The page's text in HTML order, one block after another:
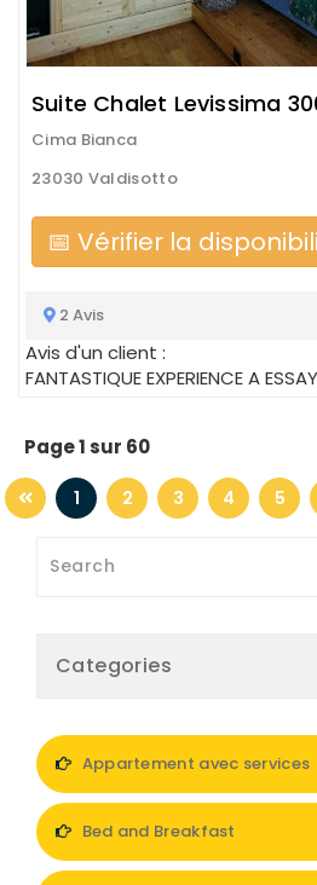
Suite Chalet Levissima
Cima Bianca
23030 Valdisotto
📅 Vérifier la
2 Avis
Avis d'un client :
FANTASTIQUE EXPERIENCE A
Page 1 sur 60
1 2 3 4 5
Categories
Appartement avec services
Bed and Breakfast